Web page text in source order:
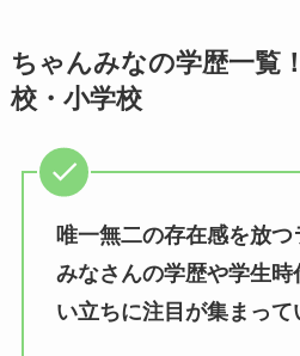
ちゃんみなの学歴一覧
校・小学校
唯一無二の存在感を放
みなさんの学歴や学生
い立ちに注目が集まって